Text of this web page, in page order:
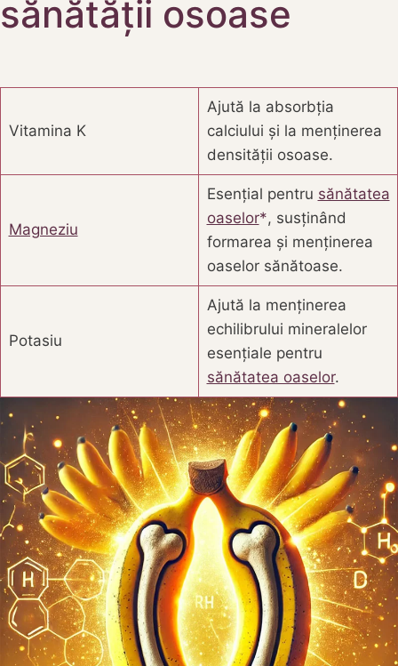
sănătății osoase
Vitamina K
Ajută la absorbția
calciului și la menținerea
densității osoase.
Magneziu
Esențial pentru sănătatea
oaselor , susținând
formarea și menținerea
oaselor sănătoase.
Potasiu
Ajută la menținerea
echilibrului mineralelor
esențiale pentru
sănătatea oaselor.